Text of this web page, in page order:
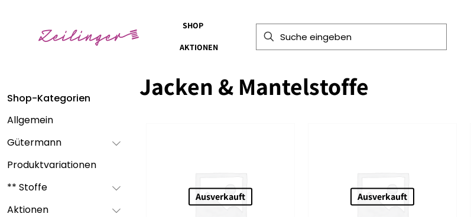
SHOP
AKTIONEN
Shop-Kategorien
Allgemein
Gütermann
Produktvariationen
** Stoffe
Aktionen
Jacken & Mantelstoffe
Ausverkauft Ausverkauft